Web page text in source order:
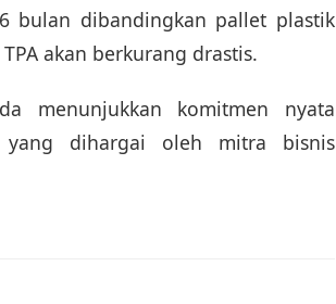
bulan dibandingkan pallet plastik
akan berkurang drastis.
menunjukkan komitmen nyata
yang dihargai oleh mitra bisnis